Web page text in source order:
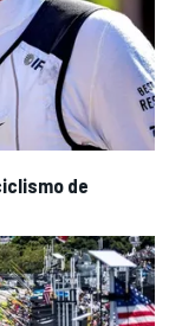
de